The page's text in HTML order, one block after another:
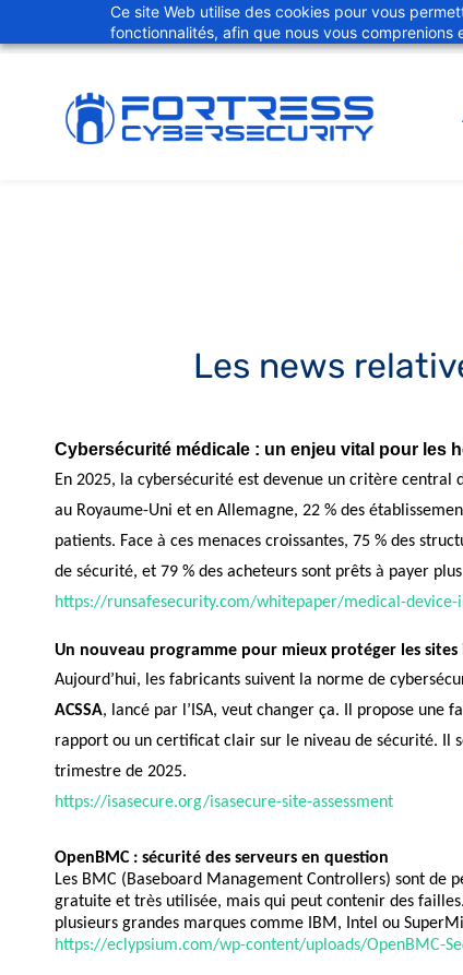
Ce site Web utilise des cookies pour vous
fonctionnalités, afin que nous vous comprenions
to
to
contact@fortress-cybersecurity.fr
Les news
Cybersécurité médicale : un enjeu vital pour les
En 2025, la cybersécurité est devenue un critère central
au Royaume-Uni et en Allemagne, 22 % des
patients. Face à ces menaces croissantes, 75 % des
de sécurité, et 79 % des acheteurs sont prêts à payer
https://runsafesecurity.com/whitepaper/medical-device-
Un nouveau programme pour mieux protéger les
Aujourd’hui, les fabricants suivent la norme de
ACSSA, lancé par l’ISA, veut changer ça. Il propose une
rapport ou un certificat clair sur le niveau de sécurité. Il
trimestre de 2025.
https://isasecure.org/isasecure-site-assessment
OpenBMC : sécurité des serveurs en question
Les BMC (Baseboard Management Controllers) sont de
gratuite et très utilisée, mais qui peut contenir des
plusieurs grandes marques comme IBM, Intel ou
https://eclypsium.com/wp-content/uploads/OpenBMC-